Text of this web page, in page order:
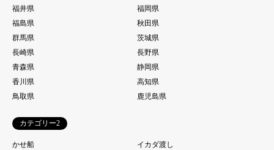
福井県
福岡県
福島県
秋田県
群馬県
茨城県
長崎県
長野県
青森県
静岡県
香川県
高知県
鳥取県
鹿児島県
カテゴリー2
かせ船
イカダ渡し